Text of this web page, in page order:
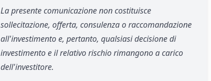
La presente comunicazione non costituisce
sollecitazione, offerta, consulenza o raccomandazione
all'investimento e, pertanto, qualsiasi decisione di
investimento e il relativo rischio rimangono a carico
dell'investitore.